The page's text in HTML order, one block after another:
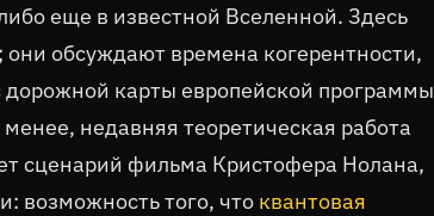
еще в известной Вселенной. Здесь
; они обсуждают времена когерентности,
карты европейской программы
недавняя теоретическая работа
сценарий фильма Кристофера Нолана,
возможность того, что квантовая